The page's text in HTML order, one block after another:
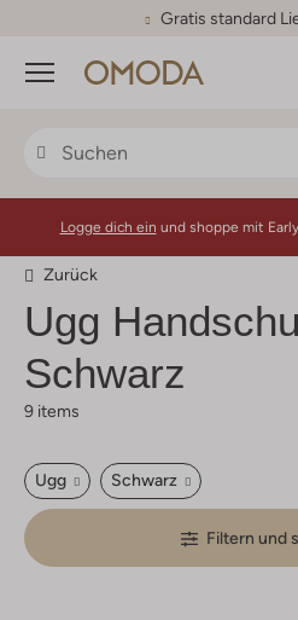
30 Tage
Menü
Logge dich ein und shoppe mit
Zurück
Ugg
Schwarz
9 items
Ugg Schwarz
Filtern und